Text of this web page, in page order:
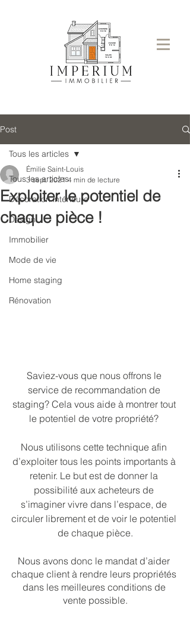
Post
Tous les articles
Décoration intérieure
Design
Immobilier
Mode de vie
Home staging
Rénovation
Tous les articles
Exploiter le potentiel de
chaque pièce !
Émilie Saint-Louis
3 sept. 2021 4 min de lecture
Saviez-vous que nous offrons le
service de recommandation de
staging? Cela vous aide à montrer tout
le potentiel de votre propriété?
Nous utilisons cette technique afin
d’exploiter tous les points importants à
retenir. Le but est de donner la
possibilité aux acheteurs de
s’imaginer vivre dans l’espace, de
circuler librement et de voir le potentiel
de chaque pièce.
Nous avons donc le mandat d’aider
chaque client à rendre leurs propriétés
dans les meilleures conditions de
vente possible.